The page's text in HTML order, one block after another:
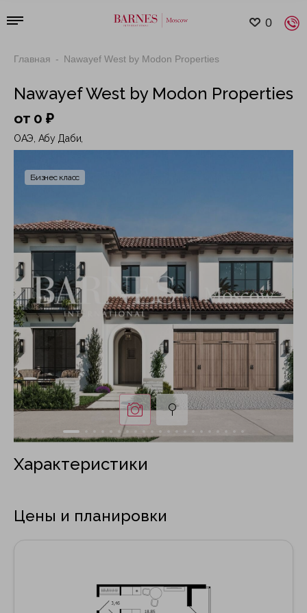
0
Главная Nawayef West by Modon Properties
Nawayef West by Modon Properties
от 0 ₽
ОАЭ, Абу Даби,
Бизнес класс
Характеристики
Цены и планировки